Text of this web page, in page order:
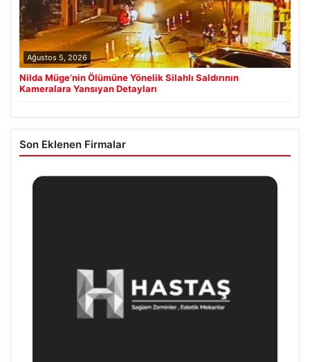
Ağustos 5, 2026
Nilda Müge’nin Ölümüne Yönelik Silahlı Saldırının
Kameralara Yansıyan Detayları
Son Eklenen Firmalar